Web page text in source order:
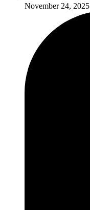
November 24, 2025